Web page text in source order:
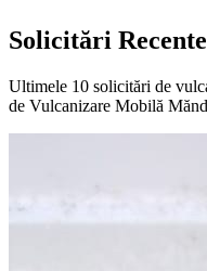
Solicitări
Ultimele 10 solicitări de
de Vulcanizare Mobilă